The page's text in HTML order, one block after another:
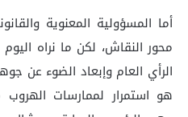
أما المسؤولية المعنوية
محور النقاش، لكن ما نراه
الرأي العام وإبعاد الضوء عن
هو استمرار لممارسات